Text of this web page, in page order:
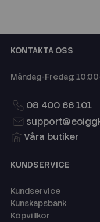
KONTAKTA OSS
Måndag-Fredag:
08 400 66 101
Våra butiker
KUNDSERVICE
Kundservice
Kunskapsbank
Köpvillkor